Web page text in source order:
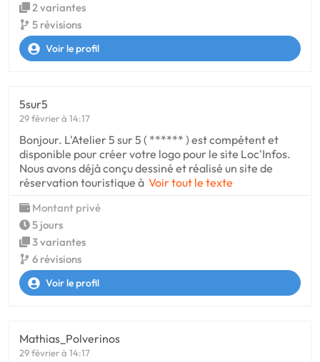
2 variantes
5 révisions
Voir le profil
5sur5
29 février à 14:17
Bonjour. L'Atelier 5 sur 5 ( ****** ) est compétent et
disponible pour créer votre logo pour le site Loc'Infos.
Nous avons déjà conçu dessiné et réalisé un site de
réservation touristique à Voir tout le texte
Montant privé
5 jours
3 variantes
6 révisions
Voir le profil
Mathias_Polverinos
29 février à 14:17